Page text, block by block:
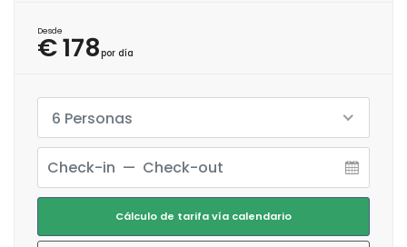
Desde
€ 178por día
6 Personas
Cálculo de tarifa vía calendario